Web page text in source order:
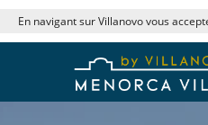
En navigant sur Villanovo vous